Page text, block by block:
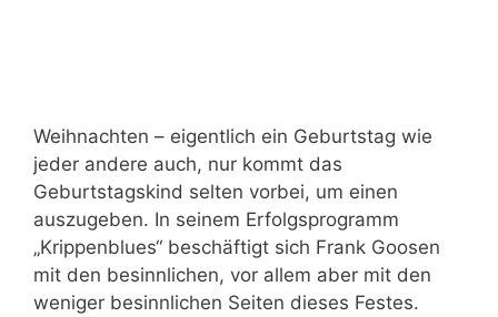
Weihnachten – eigentlich ein Geburtstag wie
jeder andere auch, nur kommt das
Geburtstagskind selten vorbei, um einen
auszugeben. In seinem Erfolgsprogramm
„Krippenblues“ beschäftigt sich Frank Goosen
mit den besinnlichen, vor allem aber mit den
weniger besinnlichen Seiten dieses Festes.